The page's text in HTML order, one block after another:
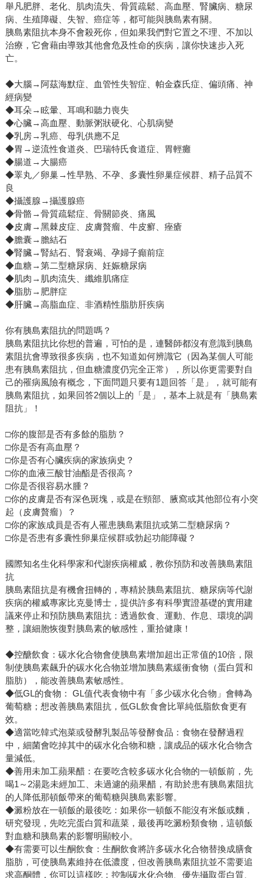
舉凡肥胖、老化、肌肉流失、骨質疏鬆、高血壓、腎臟病、糖尿
病、生殖障礙、失智、癌症等，都可能與胰島素有關。
胰島素阻抗本身不會殺死你，但如果我們對它置之不理、不加以
治療，它會藉由導致其他會危及性命的疾病，讓你快速步入死
亡。
◆大腦→阿茲海默症、血管性失智症、帕金森氏症、偏頭痛、神
經病變
◆耳朵→眩暈、耳鳴和聽力喪失
◆心臟→高血壓、動脈粥狀硬化、心肌病變
◆乳房→乳癌、母乳供應不足
◆胃→逆流性食道炎、巴瑞特氏食道症、胃輕癱
◆腸道→大腸癌
◆睪丸／卵巢→性早熟、不孕、多囊性卵巢症候群、精子品質不
良
◆攝護腺→攝護腺癌
◆骨骼→骨質疏鬆症、骨關節炎、痛風
◆皮膚→黑棘皮症、皮膚贅瘤、牛皮癬、痤瘡
◆膽囊→膽結石
◆腎臟→腎結石、腎衰竭、孕婦子癲前症
◆血糖→第二型糖尿病、妊娠糖尿病
◆肌肉→肌肉流失、纖維肌痛症
◆脂肪→肥胖症
◆肝臟→高脂血症、非酒精性脂肪肝疾病
你有胰島素阻抗的問題嗎？
胰島素阻抗比你想的普遍，可怕的是，連醫師都沒有意識到胰島
素阻抗會導致很多疾病，也不知道如何辨識它（因為某個人可能
患有胰島素阻抗，但血糖濃度仍完全正常），所以你更需要對自
己的罹病風險有概念，下面問題只要有1題回答「是」，就可能有
胰島素阻抗，如果回答2個以上的「是」，基本上就是有「胰島素
阻抗」！
□你的腹部是否有多餘的脂肪？
□你是否有高血壓？
□你是否有心臟疾病的家族病史？
□你的血液三酸甘油酯是否很高？
□你是否很容易水腫？
□你的皮膚是否有深色斑塊，或是在頸部、腋窩或其他部位有小突
起（皮膚贅瘤）？
□你的家族成員是否有人罹患胰島素阻抗或第二型糖尿病？
□你是否患有多囊性卵巢症候群或勃起功能障礙？
國際知名生化科學家和代謝疾病權威，教你預防和改善胰島素阻
抗
胰島素阻抗是有機會扭轉的，專精於胰島素阻抗、糖尿病等代謝
疾病的權威專家比克曼博士，提供許多有科學實證基礎的實用建
議來停止和預防胰島素阻抗：透過飲食、運動、作息、環境的調
整，讓細胞恢復對胰島素的敏感性，重拾健康！
◆控醣飲食：碳水化合物會使胰島素增加超出正常值的10倍，限
制使胰島素飆升的碳水化合物並增加胰島素緩衝食物（蛋白質和
脂肪），能改善胰島素敏感性。
◆低GL的食物： GL值代表食物中有「多少碳水化合物」會轉為
葡萄糖；想改善胰島素阻抗，低GL飲食會比單純低脂飲食更有
效。
◆適當吃韓式泡菜或發酵乳製品等發酵食品：食物在發酵過程
中，細菌會吃掉其中的碳水化合物和糖，讓成品的碳水化合物含
量減低。
◆善用未加工蘋果醋：在要吃含較多碳水化合物的一頓飯前，先
喝1～2湯匙未經加工、未過濾的蘋果醋，有助於患有胰島素阻抗
的人降低那頓飯帶來的葡萄糖與胰島素影響。
◆澱粉放在一頓飯的最後吃：如果你一頓飯不能沒有米飯或麵，
研究發現，先吃完蛋白質和蔬菜，最後再吃澱粉類食物，這頓飯
對血糖和胰島素的影響明顯較小。
◆有需要可以生酮飲食：生酮飲食將許多碳水化合物替換成膳食
脂肪，可使胰島素維持在低濃度，但改善胰島素阻抗並不需要追
求高酮體，你可以這樣吃：控制碳水化合物、優先攝取蛋白質、